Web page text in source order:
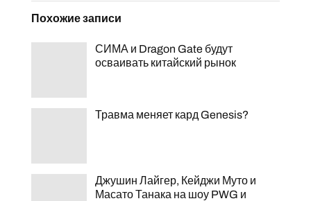
Похожие записи
СИМА и Dragon Gate будут
осваивать китайский рынок
Травма меняет кард Genesis?
Джушин Лайгер, Кейджи Муто и
Масато Танака на шоу PWG и